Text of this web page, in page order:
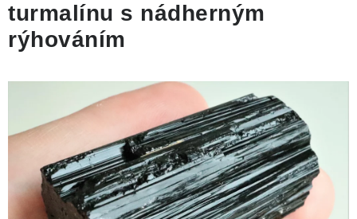
MISTROVSKÉ KRYSTALY
VIDEOGALERIE
KONTAKT
turmalínu s nádherným
rýhováním